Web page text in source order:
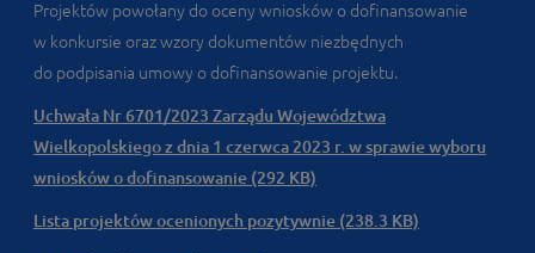
Projektów powołany do oceny wniosków o dofinansowanie
w konkursie oraz wzory dokumentów niezbędnych
do podpisania umowy o dofinansowanie projektu.
Uchwała Nr 6701/2023 Zarządu Województwa
Wielkopolskiego z dnia 1 czerwca 2023 r. w sprawie wyboru
wniosków o dofinansowanie (292 KB)
Lista projektów ocenionych pozytywnie (238.3 KB)